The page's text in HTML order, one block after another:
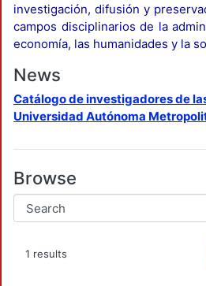
investigación, difusión y
campos disciplinarios de la
economía, las humanidades y la
News
Catálogo de investigadores de
Universidad Autónoma
Browse
1 results